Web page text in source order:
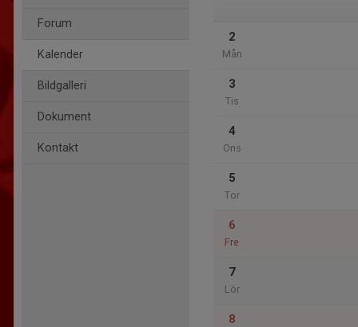
Forum
Kalender
Bildgalleri
Dokument
Kontakt
2
Mån
3
Tis
4
Ons
5
Tor
6
Fre
7
Lör
8